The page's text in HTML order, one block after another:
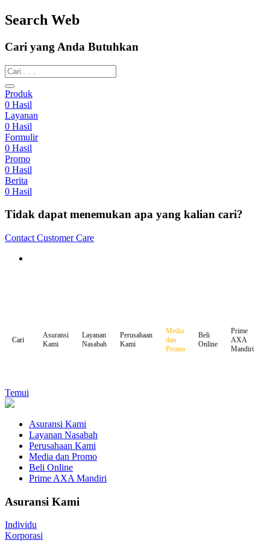
Search Web
Cari yang Anda Butuhkan
Produk
0 Hasil
Layanan
0 Hasil
Formulir
0 Hasil
Promo
0 Hasil
Berita
0 Hasil
Tidak dapat menemukan apa yang kalian cari?
Contact Customer Care
Cari
Asuransi
Kami
Layanan
Nasabah
Perusahaan
Kami
Media
dan
Promo
Beli
Online
Prime
AXA
Mandiri
Temui
Asuransi Kami
Layanan Nasabah
Perusahaan Kami
Media dan Promo
Beli Online
Prime AXA Mandiri
Asuransi Kami
Individu
Korporasi